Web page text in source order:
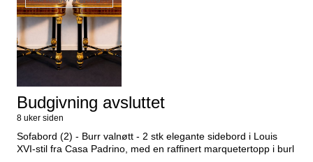
Budgivning avsluttet
8 uker siden
Sofabord (2) - Burr valnøtt - 2 stk elegante sidebord i Louis
XVI-stil fra Casa Padrino, med en raffinert marquetertopp i burl